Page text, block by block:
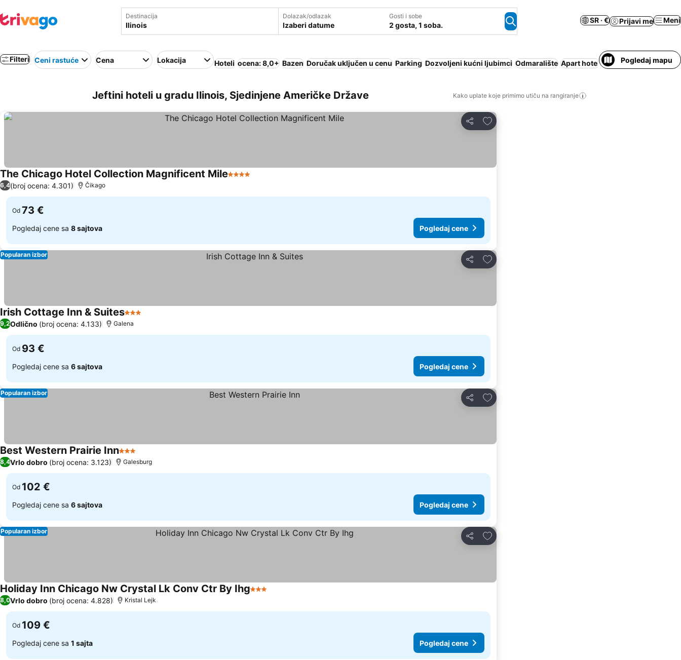
Destinacija Dolazak/odlazak
Izaberi datume
Gosti i sobe
2 gosta, 1 soba.
SR · € Prijavi me Meni
Filteri Ceni rastuće Cena Lokacija Hoteli ocena: 8,0+ Bazen Doručak uključen u cenu Parking Dozvoljeni kućni ljubimci Odmaralište Apart hotel Zatvoreni bazen Wi-Fi
Pogledaj mapu
Jeftini hoteli u gradu Ilinois, Sjedinjene Američke Države Kako uplate koje primimo utiču na rangiranje
Deli
Dodati u favorite
The Chicago Hotel Collection Magnificent Mile4 Zvezdice
6,4(broj ocena: 4.301) Čikago
Od 73 €
Pogledaj cene sa 8 sajtova Pogledaj cene
Deli
Dodati u favorite
Popularan izbor
Irish Cottage Inn & Suites3 Zvezdice
9,2Odlično (broj ocena: 4.133) Galena
Od 93 €
Pogledaj cene sa 6 sajtova Pogledaj cene
Deli
Dodati u favorite
Popularan izbor
Best Western Prairie Inn3 Zvezdice
8,4Vrlo dobro (broj ocena: 3.123) Galesburg
Od 102 €
Pogledaj cene sa 6 sajtova Pogledaj cene
Deli
Dodati u favorite
Popularan izbor
Holiday Inn Chicago Nw Crystal Lk Conv Ctr By Ihg3 Zvezdice
8,0Vrlo dobro (broj ocena: 4.828) Kristal Lejk
Od 109 €
Pogledaj cene sa 1 sajta Pogledaj cene